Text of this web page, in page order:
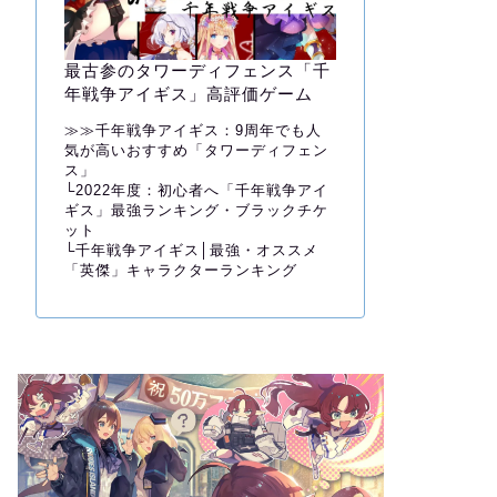
最古参のタワーディフェンス「千
年戦争アイギス」高評価ゲーム
≫≫千年戦争アイギス：9周年でも人
気が高いおすすめ「タワーディフェン
ス」
└2022年度：初心者へ「千年戦争アイ
ギス」最強ランキング・ブラックチケ
ット
└千年戦争アイギス│最強・オススメ
「英傑」キャラクターランキング